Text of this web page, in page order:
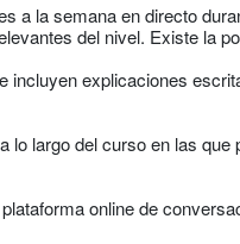
a la semana en directo
del nivel. Existe la
incluyen explicaciones
lo largo del curso en las
online de